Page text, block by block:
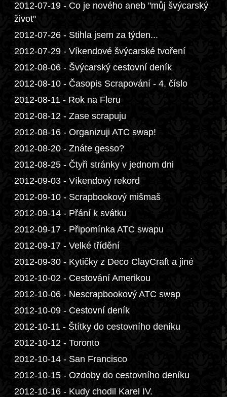
2012-07-19 - Co je nového aneb "můj švýcarský
život"
2012-07-26 - Stihla jsem za týden...
2012-07-29 - Víkendové švýcarské tvoření
2012-08-06 - Švýcarský cestovní deník
2012-08-10 - Časopis Scrapování - 4. číslo
2012-08-11 - Rok na Fleru
2012-08-12 - Zase scrapuju
2012-08-16 - Organizuji ATC swap!
2012-08-20 - Znáte gesso?
2012-08-25 - Čtyři stránky v jednom dni
2012-09-03 - Víkendový rekord
2012-09-10 - Scrapbookový mišmaš
2012-09-14 - Přání k svátku
2012-09-17 - Připomínka ATC swapu
2012-09-17 - Velké třídění
2012-09-30 - Kytičky z Deco ClayCraft a jiné
2012-10-02 - Cestování Amerikou
2012-10-06 - Nescrapbookový ATC swap
2012-10-09 - Cestovní deník
2012-10-11 - Štítky do cestovního deníku
2012-10-12 - Toronto
2012-10-14 - San Francisco
2012-10-15 - Ozdoby do cestovního deníku
2012-10-16 - Kudy chodil Karel IV.